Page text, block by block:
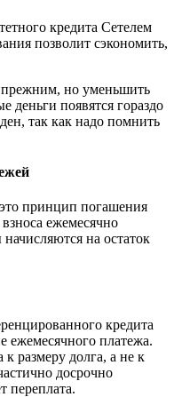
кредита Сетелем
позволит сэкономить,
прежним, но уменьшить
деньги появятся гораздо
так как надо помнить
принцип погашения
взноса ежемесячно
на остаток
кредита
ежемесячного платежа.
к размеру долга, а не к
досрочно
переплата.